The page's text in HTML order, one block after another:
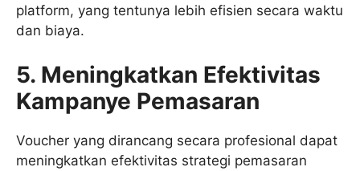
platform, yang tentunya lebih efisien secara waktu
dan biaya.
5. Meningkatkan Efektivitas
Kampanye Pemasaran
Voucher yang dirancang secara profesional dapat
meningkatkan efektivitas strategi pemasaran